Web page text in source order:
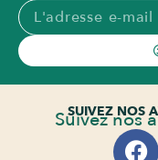
SUIVEZ NOS
Suivez nos